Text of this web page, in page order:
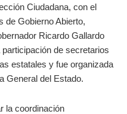
Ciudadana, con el
de Gobierno Abierto,
Ricardo Gallardo
de secretarios
estatales y fue organizada
General del Estado.
la coordinación